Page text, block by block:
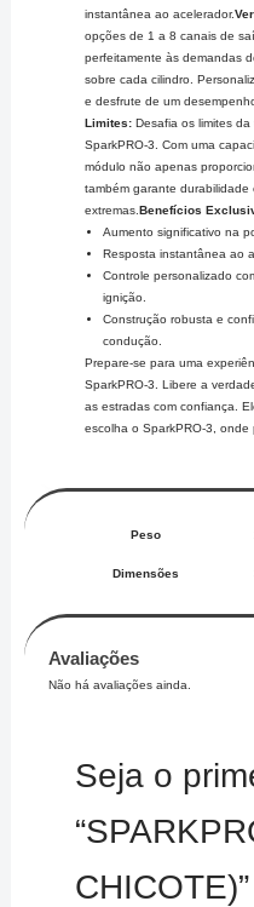
instantânea ao acelerador.
opções de 1 a 8 canais de
perfeitamente às demandas
sobre cada cilindro.
e desfrute de um
Limites: Desafia os limites
SparkPRO-3. Com uma
módulo não apenas
também garante
extremas.Benefícios
Aumento significativo na
Resposta instantânea ao
Controle personalizado
ignição.
Construção robusta e
condução.
Prepare-se para uma
SparkPRO-3. Libere a
as estradas com confiança.
escolha o SparkPRO-3, onde
Peso
Dimensões
Avaliações
Não há avaliações ainda.
Seja o
CHICOTE)”